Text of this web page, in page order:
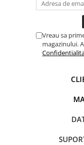
Scania R S G P Next
Scania RPG
Lumini, Becuri,
Vreau sa
magazinului.